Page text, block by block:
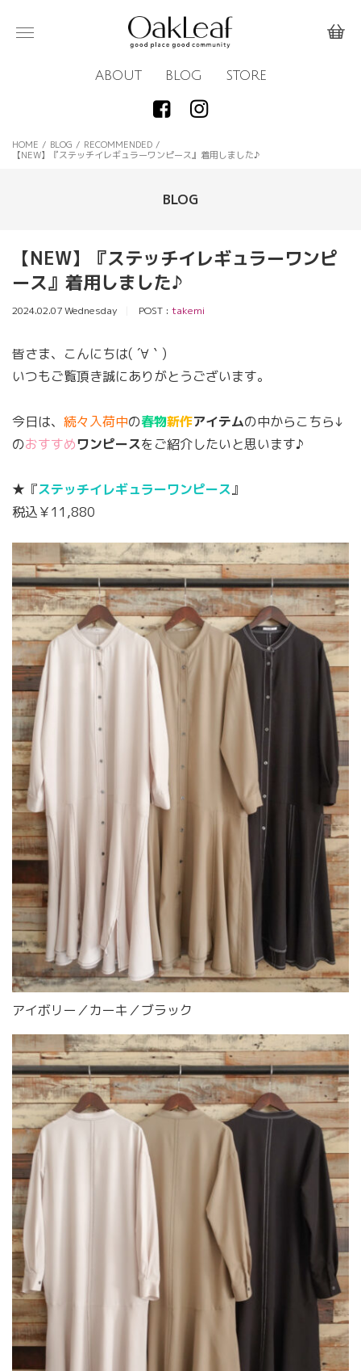
ABOUT BLOG STORE
HOME / BLOG / RECOMMENDED /
【NEW】『ステッチイレギュラーワンピース』着用しました♪
BLOG
【NEW】『ステッチイレギュラーワンピ
ース』着用しました♪
2024.02.07 Wednesday POST : takemi
皆さま、こんにちは( ´∀｀)
いつもご覧頂き誠にありがとうございます。
今日は、 続々入荷中の春物新作アイテムの中からこちら↓
のおすすめワンピースをご紹介したいと思います♪
★『ステッチイレギュラーワンピース』
税込￥11,880
アイボリー／カーキ／ブラック